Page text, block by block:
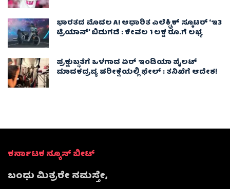
ಭಾರತದ ಮೊದಲ AI ಆಧಾರಿತ ಎಲೆಕ್ಟ್ರಿಕ್ ಸ್ಕೂಟರ್ ‘ಇ3
ಟ್ರಿಯಾನ್’ ಬಿಡುಗಡೆ : ಕೇವಲ 1 ಲಕ್ಷ ರೂ.ಗೆ ಲಭ್ಯ
ಪ್ರಕ್ಷುಬ್ಧತೆಗೆ ಒಳಗಾದ ಏರ್ ಇಂಡಿಯಾ ಪೈಲಟ್
ಮಾದಕದ್ರವ್ಯ ಪರೀಕ್ಷೆಯಲ್ಲಿ ಫೇಲ್ : ತನಿಖೆಗೆ ಆದೇಶ!
ಕರ್ನಾಟಕ ನ್ಯೂಸ್ ಬೀಟ್
ಬಂಧು ಮಿತ್ರರೇ ನಮಸ್ತೇ,